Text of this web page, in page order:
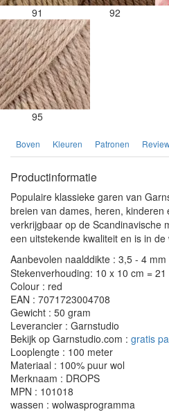
91 92
95
Boven Kleuren Patronen
Productinformatie
Populaire klassieke garen van
breien van dames, heren, kinderen
verkrijgbaar op de Scandinavische
een uitstekende kwaliteit en is in
Aanbevolen naalddikte : 3,5 - 4 mm
Stekenverhouding: 10 x 10 cm =
Colour : red
EAN : 7071723004708
Gewicht : 50 gram
Leverancier : Garnstudio
Bekijk op Garnstudio.com : gratis
Looplengte : 100 meter
Materiaal : 100% puur wol
Merknaam : DROPS
MPN : 101018
wassen : wolwasprogramma